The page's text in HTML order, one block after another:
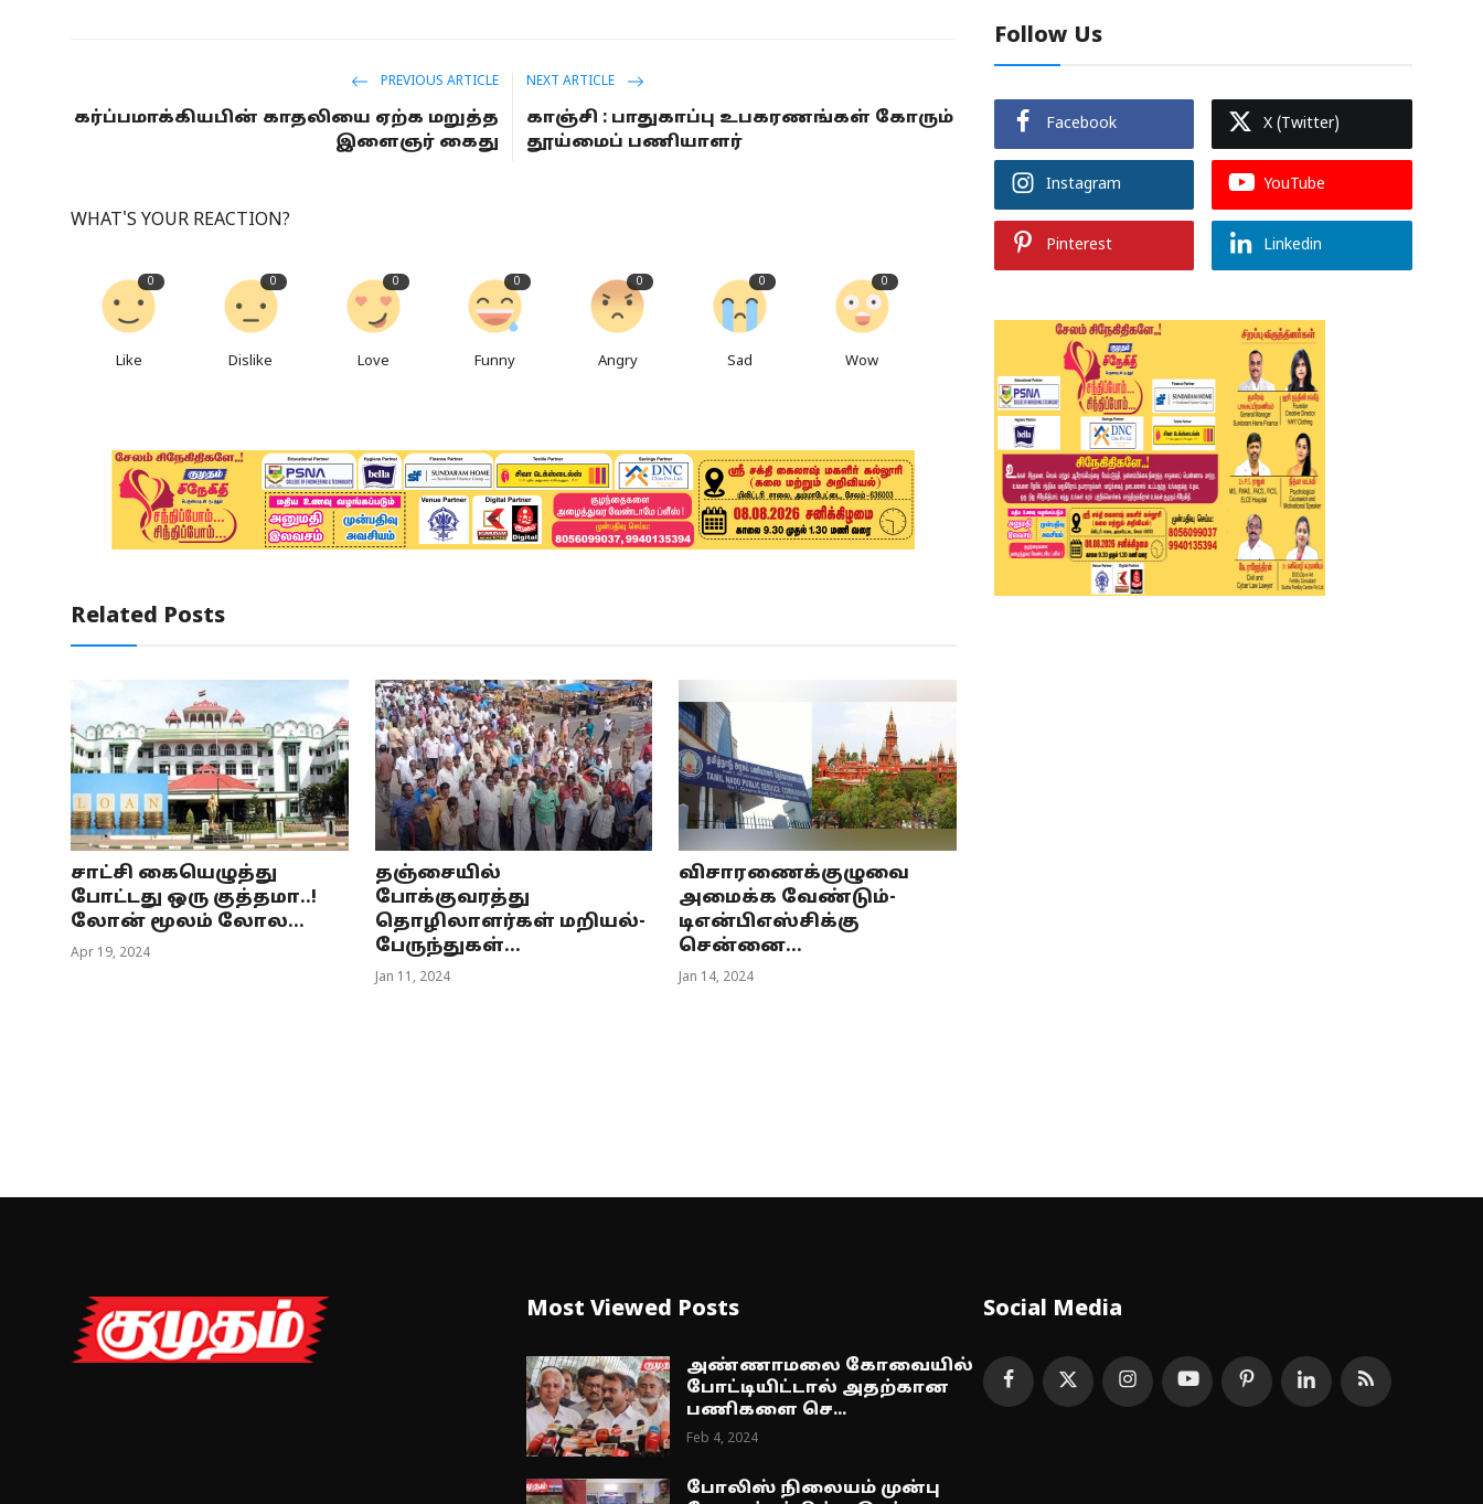
PREVIOUS ARTICLE
கர்ப்பமாக்கியபின் காதலியை ஏற்க மறுத்த
இளைஞர் கைது
NEXT ARTICLE
காஞ்சி : பாதுகாப்பு உபகரணங்கள் கோரும்
தூய்மைப் பணியாளர்
WHAT'S YOUR REACTION?
0
Like
0
Dislike
0
Love
0
Funny
0
Angry
0
Sad
0
Wow
Related Posts
சாட்சி கையெழுத்து
போட்டது ஒரு குத்தமா..!
லோன் மூலம் லோல...
Apr 19, 2024
தஞ்சையில்
போக்குவரத்து
தொழிலாளர்கள் மறியல்-
பேருந்துகள்...
Jan 11, 2024
விசாரணைக்குழுவை
அமைக்க வேண்டும்-
டிஎன்பிஎஸ்சிக்கு
சென்னை...
Jan 14, 2024
Follow Us
Facebook X (Twitter)
Instagram YouTube
Pinterest Linkedin
Most Viewed Posts
அண்ணாமலை கோவையில்
போட்டியிட்டால் அதற்கான
பணிகளை செ...
Feb 4, 2024
போலிஸ் நிலையம் முன்பு
Social Media